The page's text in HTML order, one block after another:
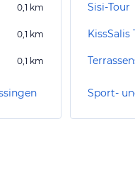
0,1 km
0,1 km
0,1 km
Sisi-Tour
KissSalis